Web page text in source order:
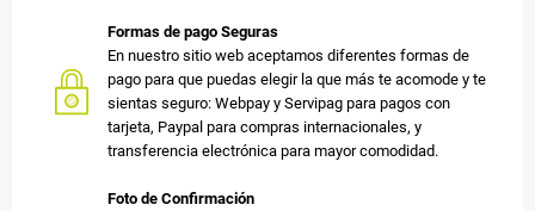
Formas de pago Seguras
En nuestro sitio web aceptamos diferentes formas de
pago para que puedas elegir la que más te acomode y te
sientas seguro: Webpay y Servipag para pagos con
tarjeta, Paypal para compras internacionales, y
transferencia electrónica para mayor comodidad.
Foto de Confirmación